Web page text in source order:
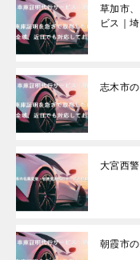
草加市
ビス｜
志木市
大宮西
朝霞市